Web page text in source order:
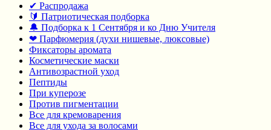
✔ Распродажа
🔰 Патриотическая подборка
🔔 Подборка к 1 Сентября и ко Дню Учителя
❤ Парфюмерия (духи нишевые, люксовые)
Фиксаторы аромата
Косметические маски
Антивозрастной уход
Пептиды
При куперозе
Против пигментации
Все для кремоварения
Все для ухода за волосами